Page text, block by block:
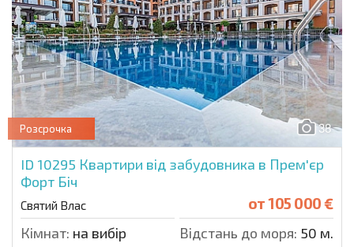
38
Розсрочка
ID 10295 Квартири від забудовника в Прем'єр
Форт Біч
Святий Влас от105 000 €
Кімнат: на вибір Відстань до моря: 50 м.